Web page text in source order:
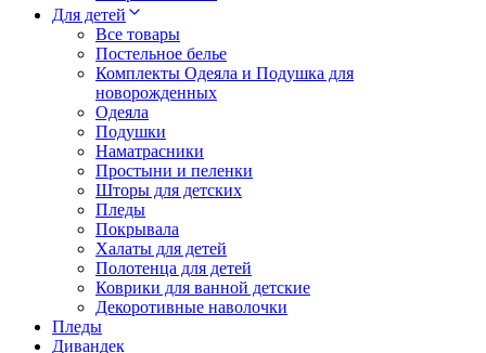
Для детей
Все товары
Постельное белье
Комплекты Одеяла и Подушка для
новорожденных
Одеяла
Подушки
Наматрасники
Простыни и пеленки
Шторы для детских
Пледы
Покрывала
Халаты для детей
Полотенца для детей
Коврики для ванной детские
Декоротивные наволочки
Пледы
Дивандек